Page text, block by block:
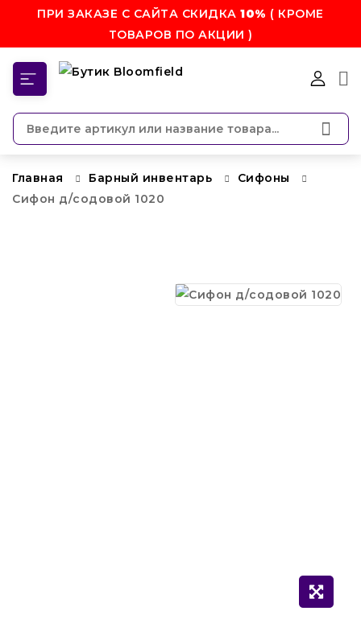
ПРИ ЗАКАЗЕ С САЙТА СКИДКА10% ( КРОМЕ
ТОВАРОВ ПО АКЦИИ )
Главная Барный инвентарь
Сифоны
Сифон д/содовой 1020